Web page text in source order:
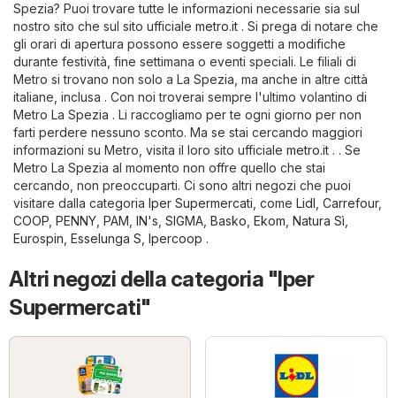
Spezia? Puoi trovare tutte le informazioni necessarie sia sul
nostro sito che sul sito ufficiale metro.it . Si prega di notare che
gli orari di apertura possono essere soggetti a modifiche
durante festività, fine settimana o eventi speciali. Le filiali di
Metro si trovano non solo a La Spezia, ma anche in altre città
italiane, inclusa . Con noi troverai sempre l'ultimo volantino di
Metro La Spezia . Li raccogliamo per te ogni giorno per non
farti perdere nessuno sconto. Ma se stai cercando maggiori
informazioni su Metro, visita il loro sito ufficiale metro.it . . Se
Metro La Spezia al momento non offre quello che stai
cercando, non preoccuparti. Ci sono altri negozi che puoi
visitare dalla categoria Iper Supermercati , come Lidl Carrefour,
COOP PENNY PAM IN's SIGMA Basko Ekom Natura Sì
Eurospin Esselunga S Ipercoop .
Altri negozi della categoria "Iper
Supermercati"